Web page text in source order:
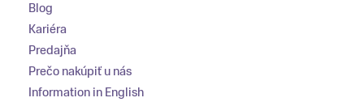
Blog
Kariéra
Predajňa
Prečo nakúpiť u nás
Information in English